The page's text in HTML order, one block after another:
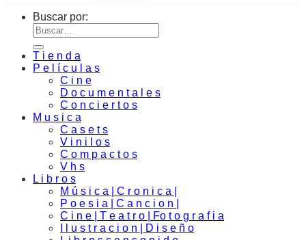
Buscar por:
T i e n d a
P e l í c u l a s
C i n e
D o c u m e n t a l e s
C o n c i e r t o s
M u s i c a
C a s e t s
V i n i l o s
C o m p a c t o s
V h s
L i b r o s
M ú s i c a | C r o n i c a |
P o e s i a | C a n c i o n |
C i n e | T e a t r o | Fo t o g r a f i a
I l u s t r a c i o n | D i s e ñ o